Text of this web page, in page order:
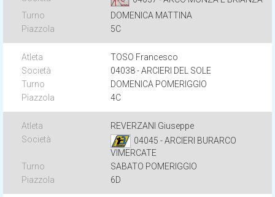
DOMENICA MATTINA
5C
TOSO Francesco
04038 - ARCIERI DEL SOLE
DOMENICA POMERIGGIO
4C
REVERZANI Giuseppe
04045 - ARCIERI BURARCO
VIMERCATE
SABATO POMERIGGIO
6D